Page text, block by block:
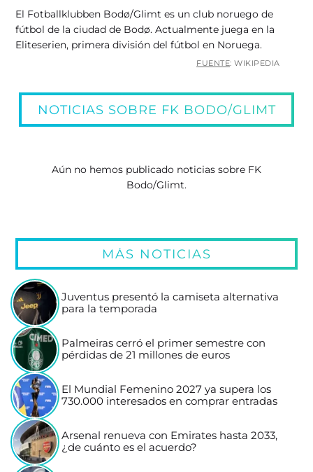
El Fotballklubben Bodø/Glimt es un club noruego de
fútbol de la ciudad de Bodø. Actualmente juega en la
Eliteserien, primera división del fútbol en Noruega.
FUENTE: WIKIPEDIA
NOTICIAS SOBRE FK BODO/GLIMT
Aún no hemos publicado noticias sobre FK
Bodo/Glimt.
MÁS NOTICIAS
Juventus presentó la camiseta alternativa
para la temporada
Palmeiras cerró el primer semestre con
pérdidas de 21 millones de euros
El Mundial Femenino 2027 ya supera los
730.000 interesados en comprar entradas
Arsenal renueva con Emirates hasta 2033,
¿de cuánto es el acuerdo?